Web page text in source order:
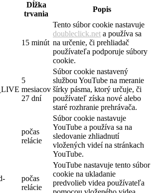
Dĺžka
trvania
Popis
15 minút
Tento súbor cookie nastavuje
doubleclick.net a používa sa
na určenie, či prehliadač
používateľa podporuje súbory
cookie.
5
mesiacov
27 dní
Súbor cookie nastavený
službou YouTube na meranie
šírky pásma, ktorý určuje, či
používateľ získa nové alebo
staré rozhranie prehrávača.
počas
relácie
Súbor cookie nastavuje
YouTube a používa sa na
sledovanie zhliadnutí
vložených videí na stránkach
YouTube.
počas
relácie
YouTube nastavuje tento súbor
cookie na ukladanie
predvolieb videa používateľa